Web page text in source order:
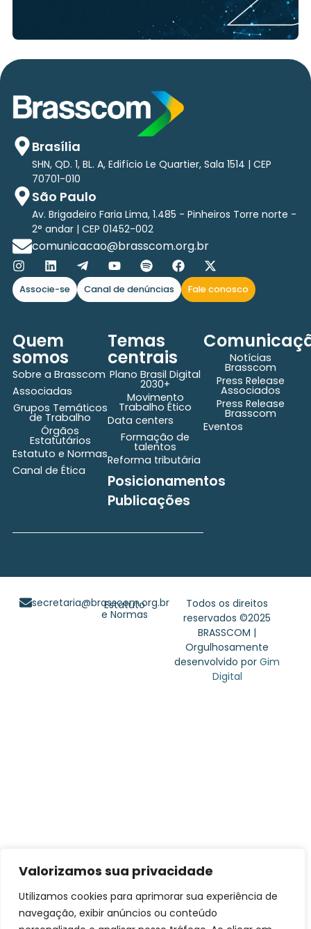
Valorizamos sua privacidade
Utilizamos cookies para aprimorar sua experiência de
navegação, exibir anúncios ou conteúdo
Brasília
SHN, QD. 1, BL. A, Edifício Le Quartier, Sala 1514 | CEP
70701-010
São Paulo
Av. Brigadeiro Faria Lima, 1.485 - Pinheiros Torre norte -
2° andar | CEP 01452-002
comunicacao@brasscom.org.br
Associe-se Canal de denúncias Fale conosco
Quem
somos
Sobre a Brasscom
Associadas
Grupos Temáticos
de Trabalho
Órgãos
Estatutários
Estatuto e Normas
Canal de Ética
Temas
centrais
Plano Brasil Digital
2030+
Movimento
Trabalho Ético
Data centers
Formação de
talentos
Reforma tributária
Posicionamentos
Publicações
Notícias
Brasscom
Press Release
Associados
Press Release
Brasscom
Eventos
Todos os direitos
reservados ©2025
BRASSCOM |
Orgulhosamente
desenvolvido porGim
Digital
secretaria@brasscom.org.br
Estatuto
e Normas